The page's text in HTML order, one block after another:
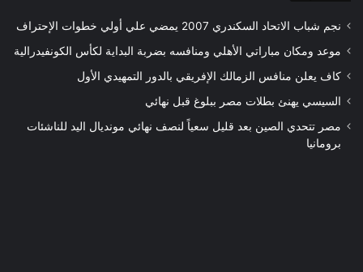
نجم شباب الاتحاد السكندري 2007 يمضي علي أولي خطوات الإحتراف
موعد ومكان مباراتي الأهلي ومنافسه بضربة البداية لكأس الكونفيدرالية
كاف يعلن منافس الزمالك الإفريقي بالدور التمهيدي الأول
السيسي يهنئ بطلات مصر ببلوغ قبل نهائي
مصر تتحدي الصين بعد قليل سعياً لنصف نهائي مونديال اليد للناشئات
برومانيا